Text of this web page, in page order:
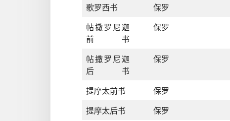
歌罗西书
保罗
帖撒罗尼迦
前书
保罗
帖撒罗尼迦
后书
保罗
提摩太前书 保罗
提摩太后书
保罗